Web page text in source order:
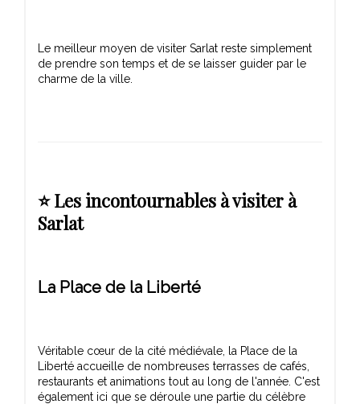
Le meilleur moyen de visiter Sarlat reste simplement
de prendre son temps et de se laisser guider par le
⭐ Les incontournables à visiter à
Sarlat
La Place de la Liberté
Véritable cœur de la cité médiévale, la Place de la
Liberté accueille de nombreuses terrasses de cafés,
restaurants et animations tout au long de l'année. C'est
également ici que se déroule une partie du célèbre